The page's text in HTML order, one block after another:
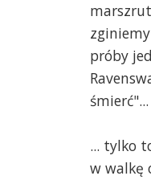
próby
śmierć"...
... tylko
w walkę